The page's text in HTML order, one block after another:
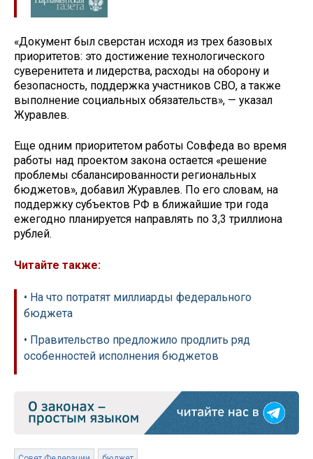
«Документ был сверстан исходя из трех базовых
приоритетов: это достижение технологического
суверенитета и лидерства, расходы на оборону и
безопасность, поддержка участников СВО, а также
выполнение социальных обязательств», — указал
Журавлев.
Еще одним приоритетом работы Совфеда во время
работы над проектом закона остается «решение
проблемы сбалансированности региональных
бюджетов», добавил Журавлев. По его словам, на
поддержку субъектов РФ в ближайшие три года
ежегодно планируется направлять по 3,3 триллиона
рублей.
Читайте также:
• На что потратят миллиарды федерального
бюджета
• Правительство предложило продлить ряд
особенностей исполнения бюджетов